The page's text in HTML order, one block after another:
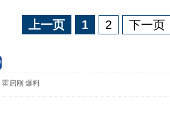
上一页 1 2 下一页
霍启刚 爆料